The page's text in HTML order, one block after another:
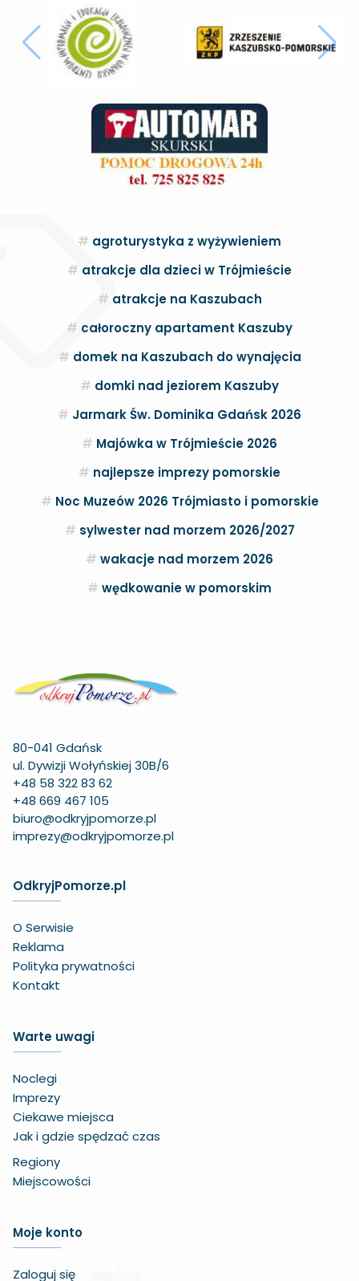
agroturystyka z wyżywieniem
atrakcje dla dzieci w Trójmieście
atrakcje na Kaszubach
całoroczny apartament Kaszuby
domek na Kaszubach do wynajęcia
domki nad jeziorem Kaszuby
Jarmark Św. Dominika Gdańsk 2026
Majówka w Trójmieście 2026
najlepsze imprezy pomorskie
Noc Muzeów 2026 Trójmiasto i pomorskie
sylwester nad morzem 2026/2027
wakacje nad morzem 2026
wędkowanie w pomorskim
80-041 Gdańsk
ul. Dywizji Wołyńskiej 30B/6
+48 58 322 83 62
+48 669 467 105
biuro@odkryjpomorze.pl
imprezy@odkryjpomorze.pl
OdkryjPomorze.pl
O Serwisie
Reklama
Polityka prywatności
Kontakt
Warte uwagi
Noclegi
Imprezy
Ciekawe miejsca
Jak i gdzie spędzać czas
Regiony
Miejscowości
Moje konto
Zaloguj się